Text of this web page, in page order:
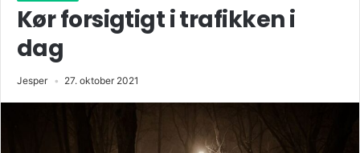
Kør forsigtigt i trafikken i
dag
Jesper 27. oktober 2021